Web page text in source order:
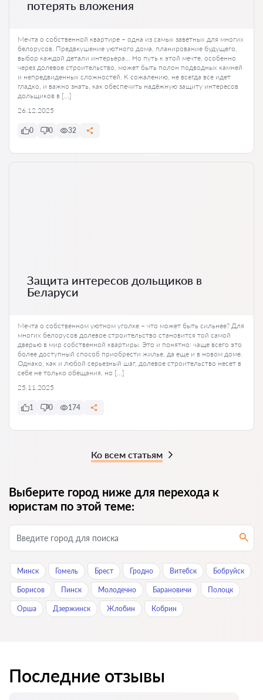
потерять вложения
Мечта о собственной квартире – одна из самых заветных для многих
белорусов. Предвкушение уютного дома, планирование будущего,
выбор каждой детали интерьера… Но путь к этой мечте, особенно
через долевое строительство, может быть полон подводных камней
и непредвиденных сложностей. К сожалению, не всегда все идет
гладко, и важно знать, как обеспечить надёжную защиту интересов
дольщиков в […]
26.12.2025
0 0 32
Защита интересов дольщиков в
Беларуси
Мечта о собственном уютном уголке – что может быть сильнее? Для
многих белорусов долевое строительство становится той самой
дверью в мир собственной квартиры. Это и понятно: чаще всего это
более доступный способ приобрести жилье, да еще и в новом доме.
Однако, как и любой серьезный шаг, долевое строительство несет в
себе не только обещания, но […]
25.11.2025
1 0 174
Ко всем статьям
Выберите город ниже для перехода к
юристам по этой теме:
Минск Гомель Брест Гродно Витебск Бобруйск
Борисов Пинск Молодечно Барановичи Полоцк
Орша Дзержинск Жлобин Кобрин
Последние отзывы